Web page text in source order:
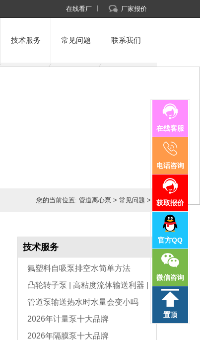
在线看厂 厂家报价
技术服务 常见问题 联系我们
在线客服
电话咨询
获取报价
官方QQ
微信咨询
置顶
您的当前位置:管道离心泵 >常见问题 >
技术服务
氟塑料自吸泵排空水简单方法
凸轮转子泵 | 高粘度流体输送利器 |
选型与维护全指南
管道泵输送热水时水量会变小吗
2026年计量泵十大品牌
2026年隔膜泵十大品牌